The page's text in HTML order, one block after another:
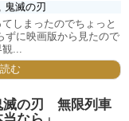
, 鬼滅の刃
しまったのでちょっと
ずに映画版から見たので
観...
む
滅の刃 無限列車